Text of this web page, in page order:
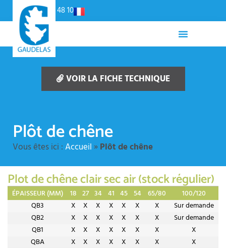
02 54 79 48 10
Plôt de chêne
Vous êtes ici :Accueil »Plôt de chêne
VOIR LA FICHE TECHNIQUE
Plot de chêne clair sec air (stock régulier)
ÉPAISSEUR (MM) 18 27 34 41 45 54 65/80
100/120
QB3
X X X X X X X
Sur demande
QB2
X X X X X X X
Sur demande
QB1
X X X X X X X
X
QBA
X X X X X X X X
Panneau de gestion des cookies